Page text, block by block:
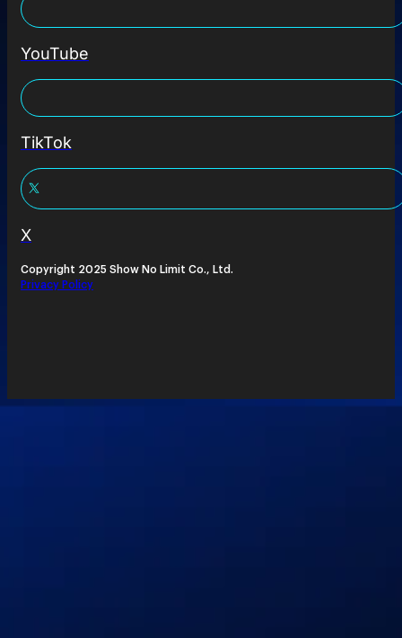
YouTube
TikTok
X
Copyright 2025 Show No Limit Co., Ltd.
Privacy Policy